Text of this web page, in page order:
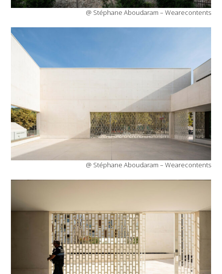
@ Stéphane Aboudaram – Wearecontents
@ Stéphane Aboudaram – Wearecontents